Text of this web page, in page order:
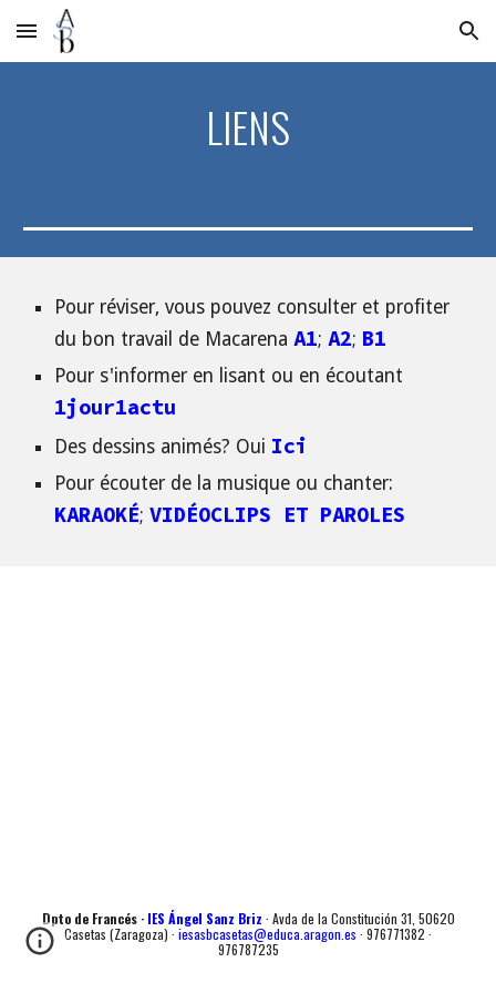
Skip to main content Skip to navigation
LIENS
Pour réviser, vous pouvez consulter et profiter
du bon travail de Macarena A1; A2; B1
Pour s'informer en lisant ou en écoutant
1jour1actu
Des dessins animés? Oui Ici
Pour écouter de la musique ou chanter:
KARAOKÉ; VIDÉOCLIPS ET PAROLES
Dpto de Francés · IES Ángel Sanz Briz · Avda de la Constitución 31, 50620
Casetas (Zaragoza) · iesasbcasetas@educa.aragon.es · 976771382 ·
976787235